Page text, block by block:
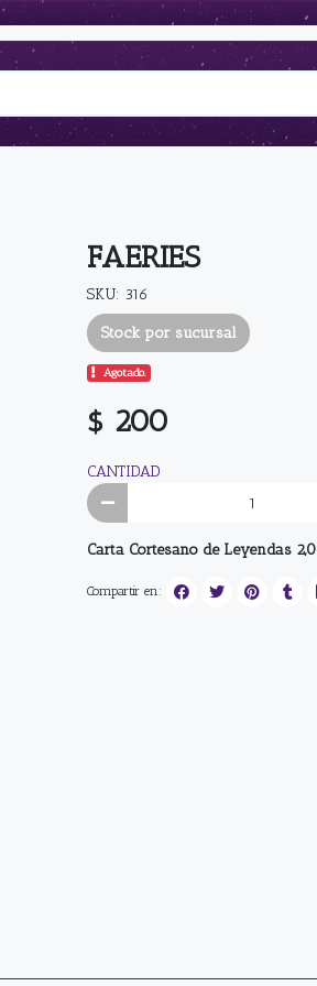
FAERIES
SKU: 316
Stock por sucursal
Agotado.
$ 200
CANTIDAD
Carta Cortesano de Leyendas 2,0
Compartir en: